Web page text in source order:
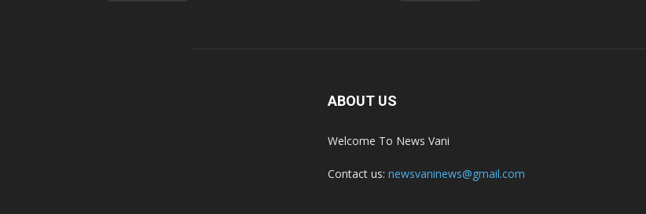
ABOUT US
Welcome To News Vani
Contact us: newsvaninews@gmail.com